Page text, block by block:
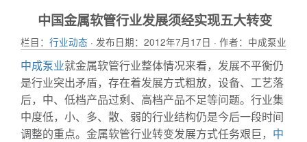
中国金属软管行业发展须经实现五大转变
栏目： 行业动态 · 发布日期：2012年7月17日 · 作者：中成泵业
中成泵业就金属软管行业整体情况来看，发展不平衡仍
是行业突出矛盾，存在着发展方式粗放，设备、工艺落
后，中、低档产品过剩、高档产品不足等问题。行业集
中度低，小、多、散、弱的行业结构仍是今后一段时间
调整的重点。金属软管行业转变发展方式任务艰巨， 中